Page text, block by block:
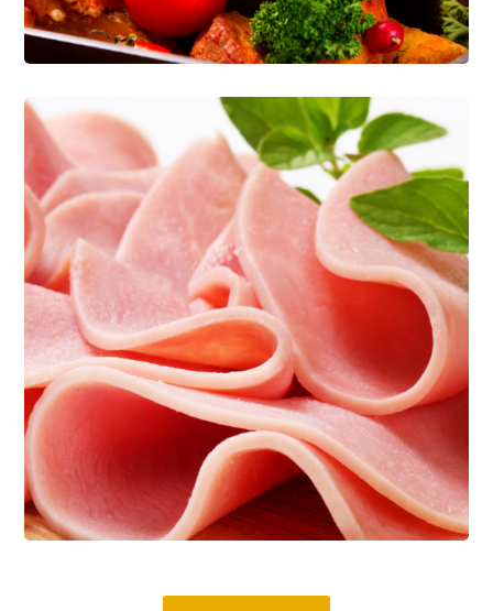
CÁRNICOS PANIFICACIÓN
Best Organic Miele
CÁRNICOS PANIFICACIÓN